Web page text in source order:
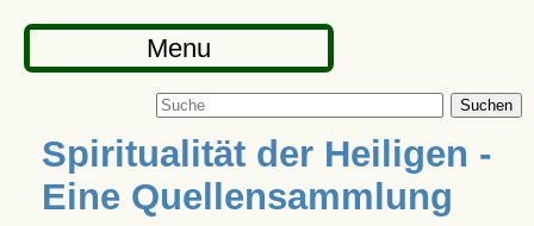
Menu
Suchen
Spiritualität der Heiligen -
Eine Quellensammlung